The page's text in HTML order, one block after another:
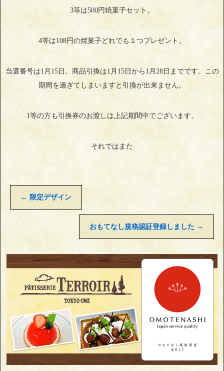
3等は500円焼菓子セット。
4等は108円の焼菓子どれでも１つプレゼント。
当選番号は1月15日。商品引換は1月15日から1月28日までです。この
期間を過ぎてしまいますと引換が出来ません。
1等の方も引換券のお渡しは上記期間中でございます。
それではまた
← 限定デザイン
おもてなし規格認証登録しました →